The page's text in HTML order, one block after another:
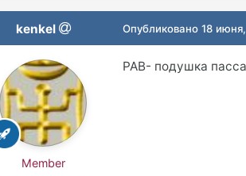
kenkel
Member
Опубликовано18
PAB- подушка